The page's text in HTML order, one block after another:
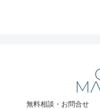
無料相談・お問合せ